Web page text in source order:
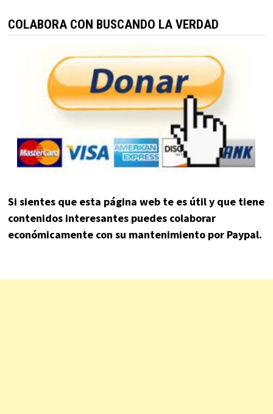
COLABORA CON BUSCANDO LA VERDAD
Si sientes que esta página web te es útil y que tiene
contenidos interesantes puedes colaborar
económicamente con su mantenimiento por Paypal.